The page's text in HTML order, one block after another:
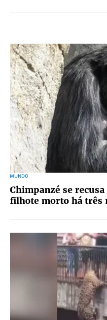
MUNDO
Chimpanzé se
filhote morto há três